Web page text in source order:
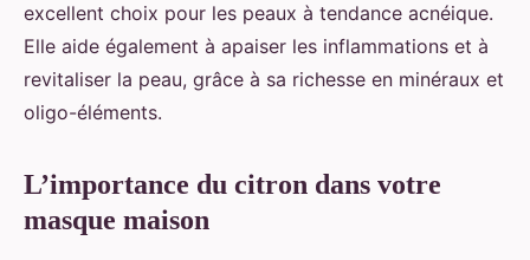
excellent choix pour les peaux à tendance acnéique.
Elle aide également à apaiser les inflammations et à
revitaliser la peau, grâce à sa richesse en minéraux et
oligo-éléments.
L’importance du citron dans votre
masque maison